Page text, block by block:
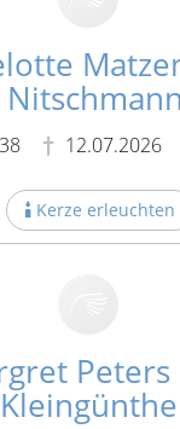
12.07.2026
Kerze erleuchten
Peters